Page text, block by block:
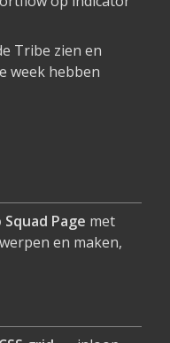
Tribe zien en
week hebben
Page met
en maken,